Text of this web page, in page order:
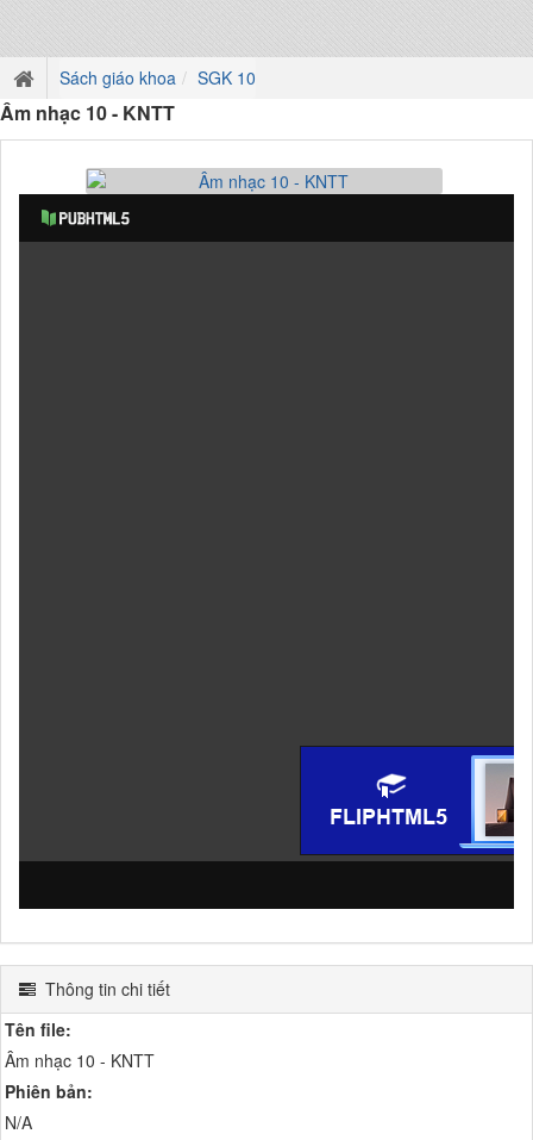
Sách giáo khoa SGK 10
Âm nhạc 10 - KNTT
Thông tin chi tiết
Tên file:
Âm nhạc 10 - KNTT
Phiên bản:
N/A